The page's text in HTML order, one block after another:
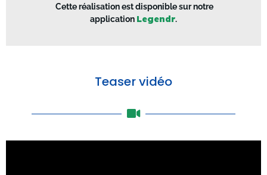
Cette réalisation est disponible sur notre
application Legendr.
Teaser vidéo